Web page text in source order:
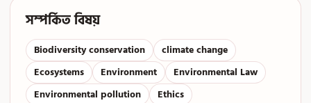
সম্পর্কিত বিষয়
Biodiversity conservation
climate change
Ecosystems
Environment
Environmental Law
Environmental pollution
Ethics